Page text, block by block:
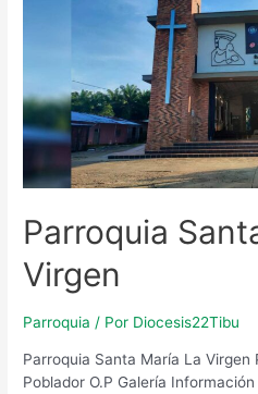
Parroquia
Virgen
Parroquia / Por Diocesis22Tibu
Parroquia Santa María La
Poblador O.P Galería